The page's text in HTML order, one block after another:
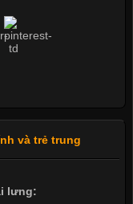
và trẻ trung
lưng: